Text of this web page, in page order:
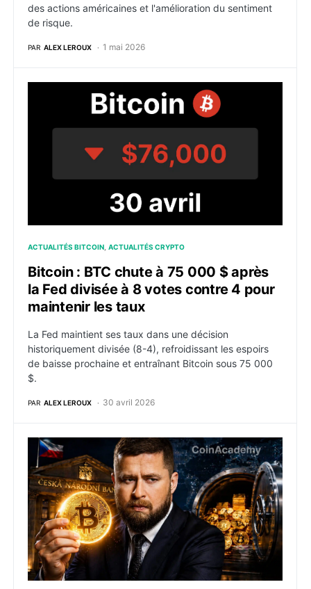
des actions américaines et l'amélioration du sentiment
de risque.
PAR ALEX LEROUX 1 mai 2026
Bitcoin : BTC chute à 75 000 $ après la Fed divisée
ACTUALITÉS BITCOIN ACTUALITÉS CRYPTO
Bitcoin : BTC chute à 75 000 $ après
la Fed divisée à 8 votes contre 4 pour
maintenir les taux
La Fed maintient ses taux dans une décision
historiquement divisée (8-4), refroidissant les espoirs
de baisse prochaine et entraînant Bitcoin sous 75 000
$.
PAR ALEX LEROUX 30 avril 2026
Le gouverneur de la banque centrale tchèque prône